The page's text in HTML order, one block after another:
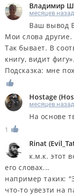
Владимир
месяцев назад
Ваш вывод
Мои слова другие.
Так бывает. В
книгу, видит фигу».
Подсказка: мне
Hostage (
месяцев назад
На основе
1
Rinat (
к.м.к. этот
его словах...
например таких:
что-то увезти на